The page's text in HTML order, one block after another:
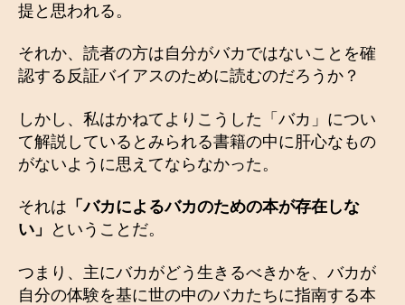
提と思われる。
それか、読者の方は自分がバカではないことを確
認する反証バイアスのために読むのだろうか？
しかし、私はかねてよりこうした「バカ」につい
て解説しているとみられる書籍の中に肝心なもの
がないように思えてならなかった。
それは 「バカによるバカのための本が存在しな
い」
ということだ。
つまり、主にバカがどう生きるべきかを、バカが
自分の体験を基に世の中のバカたちに指南する本